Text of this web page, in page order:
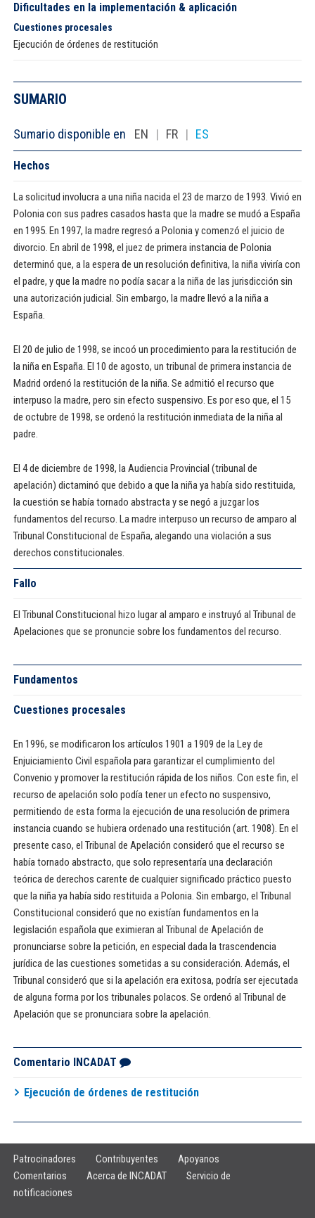
Dificultades en la implementación & aplicación
Cuestiones procesales
Ejecución de órdenes de restitución
SUMARIO
Sumario disponible en EN | FR | ES
Hechos
La solicitud involucra a una niña nacida el 23 de marzo de 1993. Vivió en
Polonia con sus padres casados hasta que la madre se mudó a España
en 1995. En 1997, la madre regresó a Polonia y comenzó el juicio de
divorcio. En abril de 1998, el juez de primera instancia de Polonia
determinó que, a la espera de un resolución definitiva, la niña viviría con
el padre, y que la madre no podía sacar a la niña de las jurisdicción sin
una autorización judicial. Sin embargo, la madre llevó a la niña a
España.
El 20 de julio de 1998, se incoó un procedimiento para la restitución de
la niña en España. El 10 de agosto, un tribunal de primera instancia de
Madrid ordenó la restitución de la niña. Se admitió el recurso que
interpuso la madre, pero sin efecto suspensivo. Es por eso que, el 15
de octubre de 1998, se ordenó la restitución inmediata de la niña al
padre.
El 4 de diciembre de 1998, la Audiencia Provincial (tribunal de
apelación) dictaminó que debido a que la niña ya había sido restituida,
la cuestión se había tornado abstracta y se negó a juzgar los
fundamentos del recurso. La madre interpuso un recurso de amparo al
Tribunal Constitucional de España, alegando una violación a sus
derechos constitucionales.
Fallo
El Tribunal Constitucional hizo lugar al amparo e instruyó al Tribunal de
Apelaciones que se pronuncie sobre los fundamentos del recurso.
Fundamentos
Cuestiones procesales
En 1996, se modificaron los artículos 1901 a 1909 de la Ley de
Enjuiciamiento Civil española para garantizar el cumplimiento del
Convenio y promover la restitución rápida de los niños. Con este fin, el
recurso de apelación solo podía tener un efecto no suspensivo,
permitiendo de esta forma la ejecución de una resolución de primera
instancia cuando se hubiera ordenado una restitución (art. 1908). En el
presente caso, el Tribunal de Apelación consideró que el recurso se
había tornado abstracto, que solo representaría una declaración
teórica de derechos carente de cualquier significado práctico puesto
que la niña ya había sido restituida a Polonia. Sin embargo, el Tribunal
Constitucional consideró que no existían fundamentos en la
legislación española que eximieran al Tribunal de Apelación de
pronunciarse sobre la petición, en especial dada la trascendencia
jurídica de las cuestiones sometidas a su consideración. Además, el
Tribunal consideró que si la apelación era exitosa, podría ser ejecutada
de alguna forma por los tribunales polacos. Se ordenó al Tribunal de
Apelación que se pronunciara sobre la apelación.
Comentario INCADAT
Ejecución de órdenes de restitución
Patrocinadores Contribuyentes
Apoyanos
Comentarios
Acerca de INCADAT
Servicio de
notificaciones